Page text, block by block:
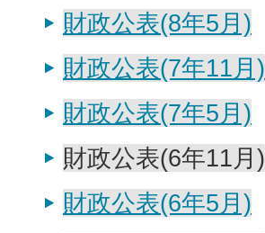
財政公表(8年5月)
財政公表(7年11月)
財政公表(7年5月)
財政公表(6年11月)
財政公表(6年5月)